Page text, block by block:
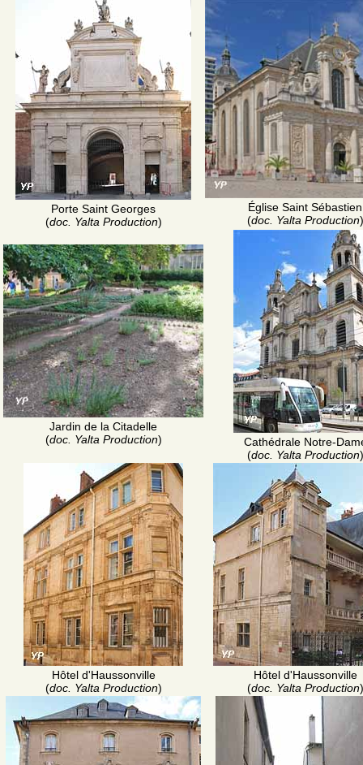
Porte Saint Georges
(doc. Yalta Production)
Église Saint Sébastien
(doc. Yalta Production)
Jardin de la Citadelle
(doc. Yalta Production)
Cathédrale Notre-
(doc. Yalta Production)
Hôtel d'Haussonville
(doc. Yalta Production)
Hôtel d'Haussonville
(doc. Yalta Production)